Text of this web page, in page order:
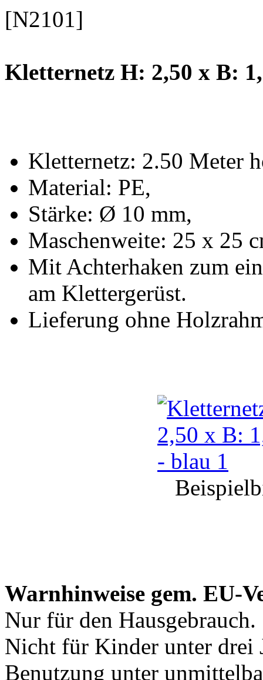
[N2101]
Kletternetz H: 2,50 x B:
Kletternetz: 2.50 Meter
Material: PE,
Stärke: Ø 10 mm,
Maschenweite: 25 x 25
Mit Achterhaken zum
am Klettergerüst.
Lieferung ohne
Warnhinweise gem. EU-
Nur für den Hausgebrauch.
Nicht für Kinder unter drei
Benutzung unter